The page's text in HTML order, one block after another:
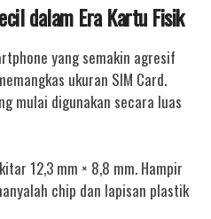
dalam Era Kartu Fisik
yang semakin agresif
ukuran SIM Card.
mulai digunakan secara luas
12,3 mm × 8,8 mm. Hampir
chip dan lapisan plastik